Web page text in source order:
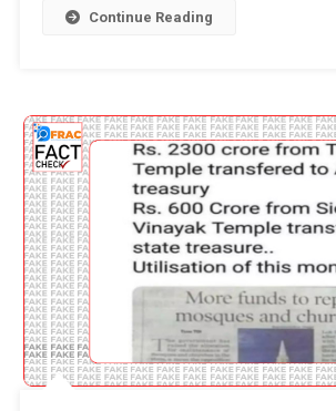
Continue Reading